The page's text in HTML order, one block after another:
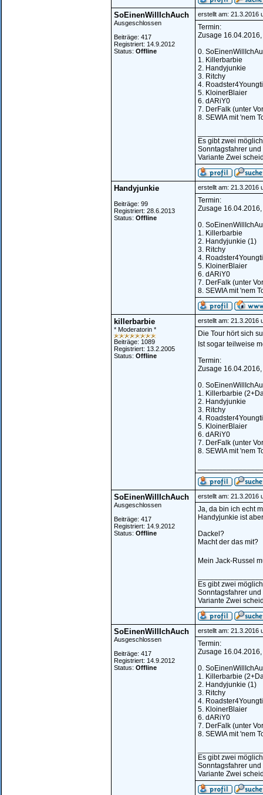
SoEinenWillIchAuch
Ausgeschlossen
Beiträge: 417
Registriert: 14.9.2012
Status: Offline
erstellt am: 21.3.2016
Termin:
Zusage
0.
1. Killerbarbie
2. Handyjunkie
3. Ritchy
4.
5. KloinerBlaier
6. dARiY0
7. DerFalk (unter
8. SEWIA mit 'nem
Es gibt zwei
Sonntagsfahrer und
Variante Zwei
Handyjunkie
Beiträge: 99
Registriert: 28.6.2013
Status: Offline
erstellt am: 21.3.2016
Termin:
Zusage
0.
1. Killerbarbie
2. Handyjunkie (1)
3. Ritchy
4.
5. KloinerBlaier
6. dARiY0
7. DerFalk (unter
8. SEWIA mit 'nem
killerbarbie
* Moderatorin *
Beiträge: 1089
Registriert: 13.2.2005
Status: Offline
erstellt am: 21.3.2016
Die Tour hört sich
Ist sogar teilweise
Termin:
Zusage
0.
1. Killerbarbie
2. Handyjunkie
3. Ritchy
4.
5. KloinerBlaier
6. dARiY0
7. DerFalk (unter
8. SEWIA mit 'nem
SoEinenWillIchAuch
Ausgeschlossen
Beiträge: 417
Registriert: 14.9.2012
Status: Offline
erstellt am: 21.3.2016
Ja, da bin ich echt
Handyjunkie ist
Dackel?
Macht der das mit?
Mein Jack-Russel
Es gibt zwei
Sonntagsfahrer und
Variante Zwei
SoEinenWillIchAuch
Ausgeschlossen
Beiträge: 417
Registriert: 14.9.2012
Status: Offline
erstellt am: 21.3.2016
Termin:
Zusage
0.
1. Killerbarbie
2. Handyjunkie (1)
3. Ritchy
4.
5. KloinerBlaier
6. dARiY0
7. DerFalk (unter
8. SEWIA mit 'nem
Es gibt zwei
Sonntagsfahrer und
Variante Zwei